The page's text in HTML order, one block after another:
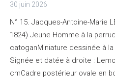
30 juin 2026
N° 15. Jacques-Antoine-Marie
1824).Jeune Homme à la
catoganMiniature dessinée à
Signée et datée à droite :
cmCadre postérieur ovale en